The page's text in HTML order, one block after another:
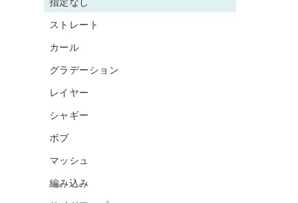
ストレート
カール
グラデーション
レイヤー
シャギー
ボブ
マッシュ
編み込み